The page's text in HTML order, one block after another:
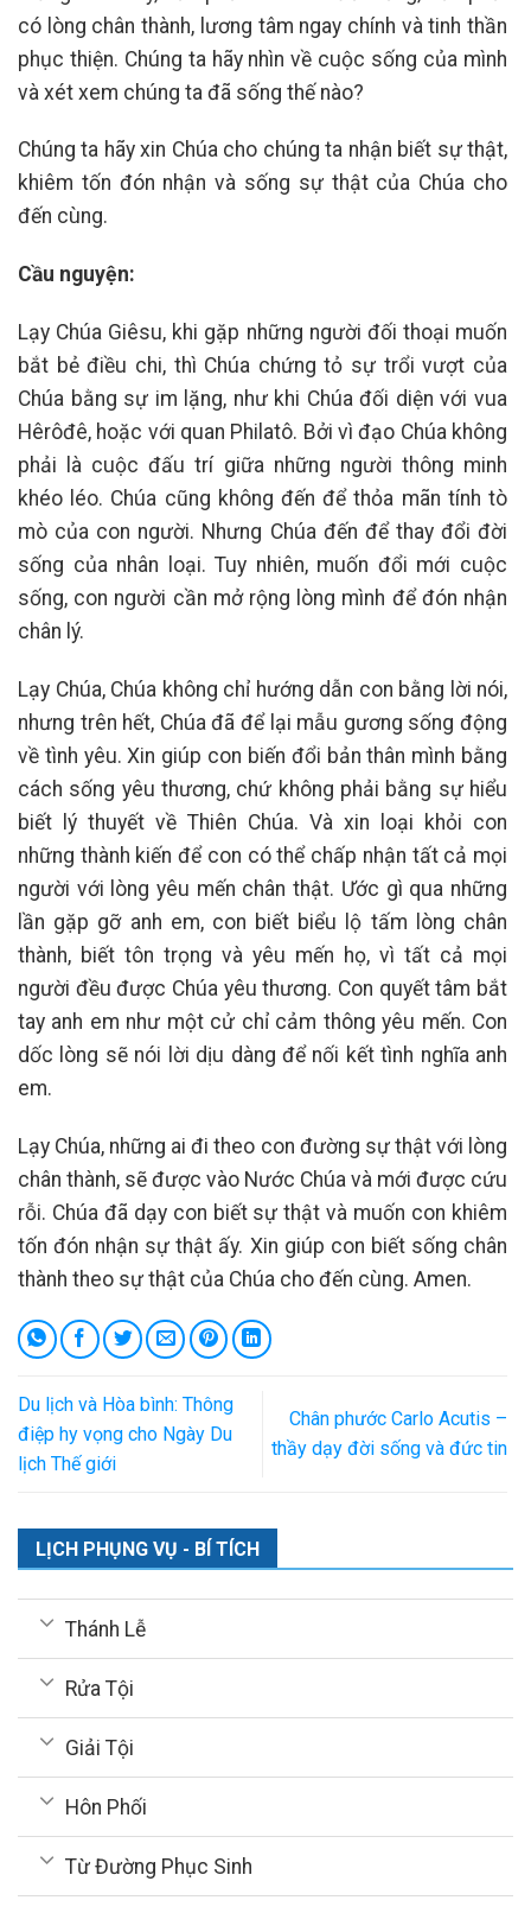
có lòng chân thành, lương tâm ngay chính và tinh thần
phục thiện. Chúng ta hãy nhìn về cuộc sống của mình
và xét xem chúng ta đã sống thế nào?
Chúng ta hãy xin Chúa cho chúng ta nhận biết sự thật,
khiêm tốn đón nhận và sống sự thật của Chúa cho
đến cùng.
Cầu nguyện:
Lạy Chúa Giêsu, khi gặp những người đối thoại muốn
bắt bẻ điều chi, thì Chúa chứng tỏ sự trổi vượt của
Chúa bằng sự im lặng, như khi Chúa đối diện với vua
Hêrôđê, hoặc với quan Philatô. Bởi vì đạo Chúa không
phải là cuộc đấu trí giữa những người thông minh
khéo léo. Chúa cũng không đến để thỏa mãn tính tò
mò của con người. Nhưng Chúa đến để thay đổi đời
sống của nhân loại. Tuy nhiên, muốn đổi mới cuộc
sống, con người cần mở rộng lòng mình để đón nhận
chân lý.
Lạy Chúa, Chúa không chỉ hướng dẫn con bằng lời nói,
nhưng trên hết, Chúa đã để lại mẫu gương sống động
về tình yêu. Xin giúp con biến đổi bản thân mình bằng
cách sống yêu thương, chứ không phải bằng sự hiểu
biết lý thuyết về Thiên Chúa. Và xin loại khỏi con
những thành kiến để con có thể chấp nhận tất cả mọi
người với lòng yêu mến chân thật. Ước gì qua những
lần gặp gỡ anh em, con biết biểu lộ tấm lòng chân
thành, biết tôn trọng và yêu mến họ, vì tất cả mọi
người đều được Chúa yêu thương. Con quyết tâm bắt
tay anh em như một cử chỉ cảm thông yêu mến. Con
dốc lòng sẽ nói lời dịu dàng để nối kết tình nghĩa anh
em.
Lạy Chúa, những ai đi theo con đường sự thật với lòng
chân thành, sẽ được vào Nước Chúa và mới được cứu
rỗi. Chúa đã dạy con biết sự thật và muốn con khiêm
tốn đón nhận sự thật ấy. Xin giúp con biết sống chân
thành theo sự thật của Chúa cho đến cùng. Amen.
Du lịch và Hòa bình: Thông
điệp hy vọng cho Ngày Du
lịch Thế giới
Chân phước Carlo Acutis –
thầy dạy đời sống và đức tin
LỊCH PHỤNG VỤ - BÍ TÍCH
Thánh Lễ
Rửa Tội
Giải Tội
Hôn Phối
Từ Đường Phục Sinh